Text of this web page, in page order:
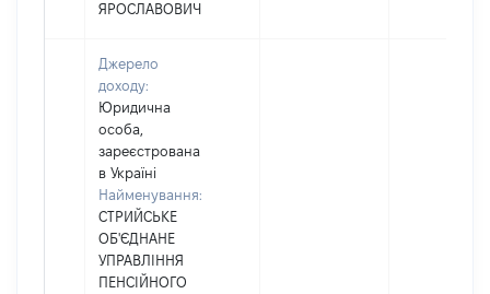
ЯРОСЛАВОВИЧ
Джерело
доходу:
Юридична
особа,
зареєстрована
в Україні
Найменування:
СТРИЙСЬКЕ
ОБ'ЄДНАНЕ
УПРАВЛІННЯ
ПЕНСІЙНОГО